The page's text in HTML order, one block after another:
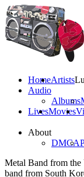
HomeArtists
Audio
Albums
LivesMovies
About
DMCA
Metal Band from
band from South